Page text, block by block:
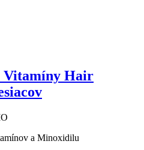
Vitamíny Hair
a Minoxidilu